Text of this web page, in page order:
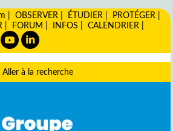
|OBSERVER ÉTUDIER PROTÉGER
FORUM INFOS |CALENDRIER
Aller à la recherche